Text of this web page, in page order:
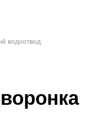
водоотвод